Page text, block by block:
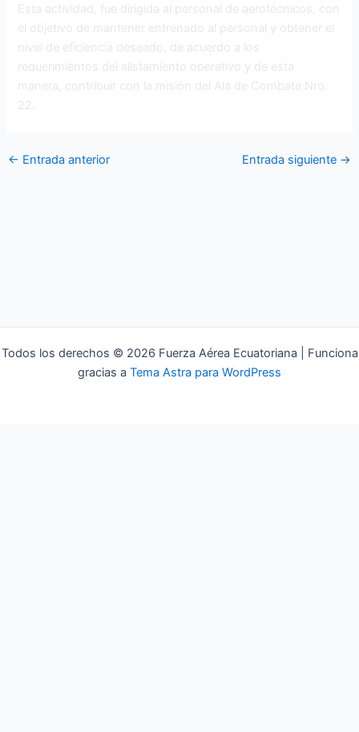
Esta actividad, fue dirigida al personal de aerotécnicos, con
el objetivo de mantener entrenado al personal y obtener el
nivel de eficiencia deseado, de acuerdo a los
requerimientos del alistamiento operativo y de esta
manera, contribuir con la misión del Ala de Combate Nro.
22.
← Entrada anterior Entrada siguiente →
Todos los derechos © 2026 Fuerza Aérea Ecuatoriana | Funciona
gracias a Tema Astra para WordPress